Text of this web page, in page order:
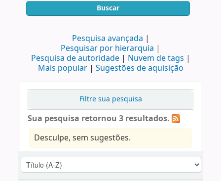
Buscar
Pesquisa avançada
Pesquisar por hierarquia
Pesquisa de autoridade
Nuvem de tags
Mais popular
Sugestões de aquisição
Filtre sua pesquisa
Sua pesquisa retornou 3 resultados.
Desculpe, sem sugestões.